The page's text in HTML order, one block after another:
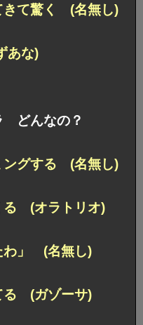
きて驚く (名無し)
あな)
どんなの？
ングする (名無し)
る (オラトリオ)
わ」 (名無し)
る (ガゾーサ)